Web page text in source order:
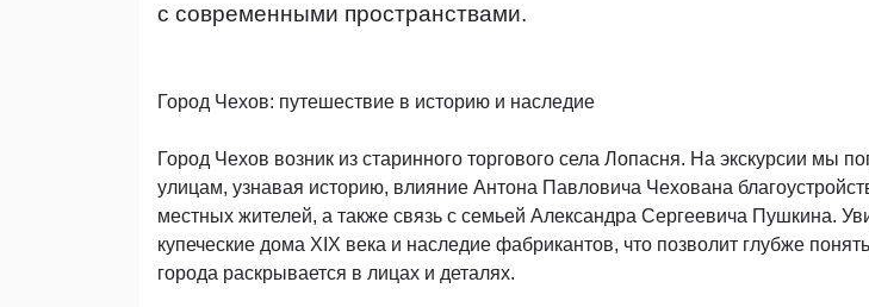
с современными пространствами.
Город Чехов: путешествие в историю и наследие
Город Чехов возник из старинного торгового села Лопасня. На экскурсии мы
улицам, узнавая историю, влияние Антона Павловича Чехована
местных жителей, а также связь с семьей Александра Сергеевича Пушкина.
купеческие дома XIX века и наследие фабрикантов, что позволит глубже
города раскрывается в лицах и деталях.